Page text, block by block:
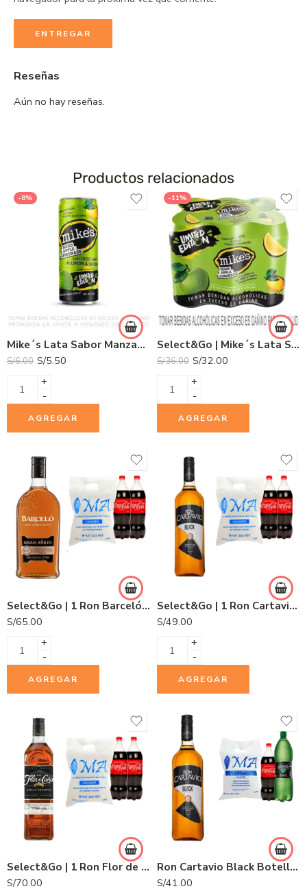
Reseñas
Aún no hay reseñas.
Productos relacionados
-8%
Mike´s Lata Sabor Manzana 355ml
S/6.00 S/5.50
+
-
AGREGAR
-11%
Select&Go | Mike´s Lata Sabor Manzana 355ml x 6und.
S/36.00 S/32.00
+
-
AGREGAR
Select&Go | 1 Ron Barceló Gran Añejo 750ml + 2 Gaseosas Coca Cola 1.5L + 1 Hielo COLDGEM 3.0Kg.
S/65.00
+
-
AGREGAR
Select&Go | 1 Ron Cartavio Black Botella 1L + 2 Gaseosas Coca Cola 1.5L + 1 Hielo COLDGEM 3.0Kg.
S/49.00
+
-
AGREGAR
Select&Go | 1 Ron Flor de Caña 5 años 750ml + 2 Gaseosas Coca Cola 1.5L + 1 Hielo COLDGEM 3.0Kg.
S/70.00
Ron Cartavio Black Botella 1L
S/41.00